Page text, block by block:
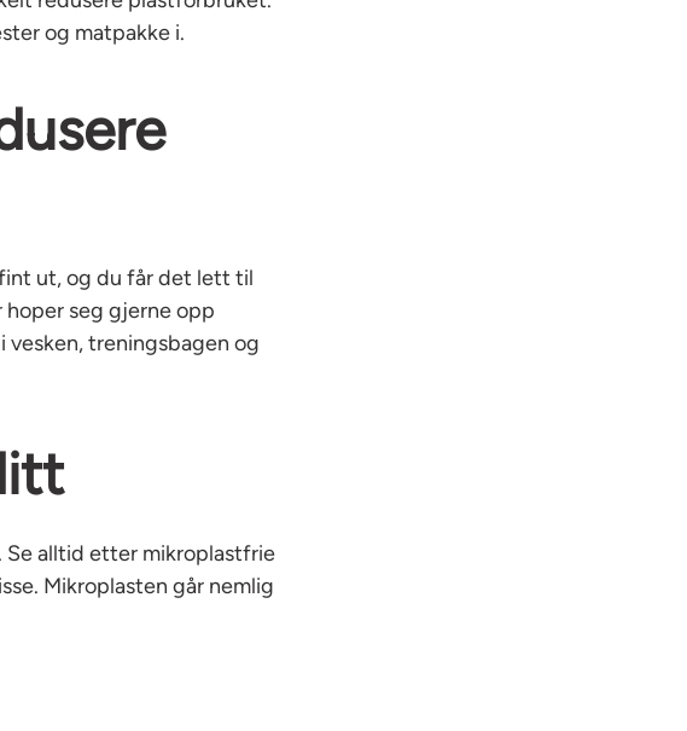
og matpakke i.
ut, og du får det lett til
seg gjerne opp
vesken, treningsbagen og
Se alltid etter mikroplastfrie
Mikroplasten går nemlig